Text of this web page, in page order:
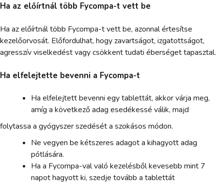
Ha az előírtnál több Fycompa-t vett be
Ha az előírtnál több Fycompa-t vett be, azonnal értesítse
kezelőorvosát. Előfordulhat, hogy zavartságot, izgatottságot,
agresszív viselkedést vagy csökkent tudati éberséget tapasztal.
Ha elfelejtette bevenni a Fycompa-t
Ha elfelejtett bevenni egy tablettát, akkor várja meg,
amíg a következő adag esedékessé válik, majd
folytassa a gyógyszer szedését a szokásos módon.
Ne vegyen be kétszeres adagot a kihagyott adag
pótlására.
Ha a Fycompa-val való kezelésből kevesebb mint 7
napot hagyott ki, szedje tovább a tablettát